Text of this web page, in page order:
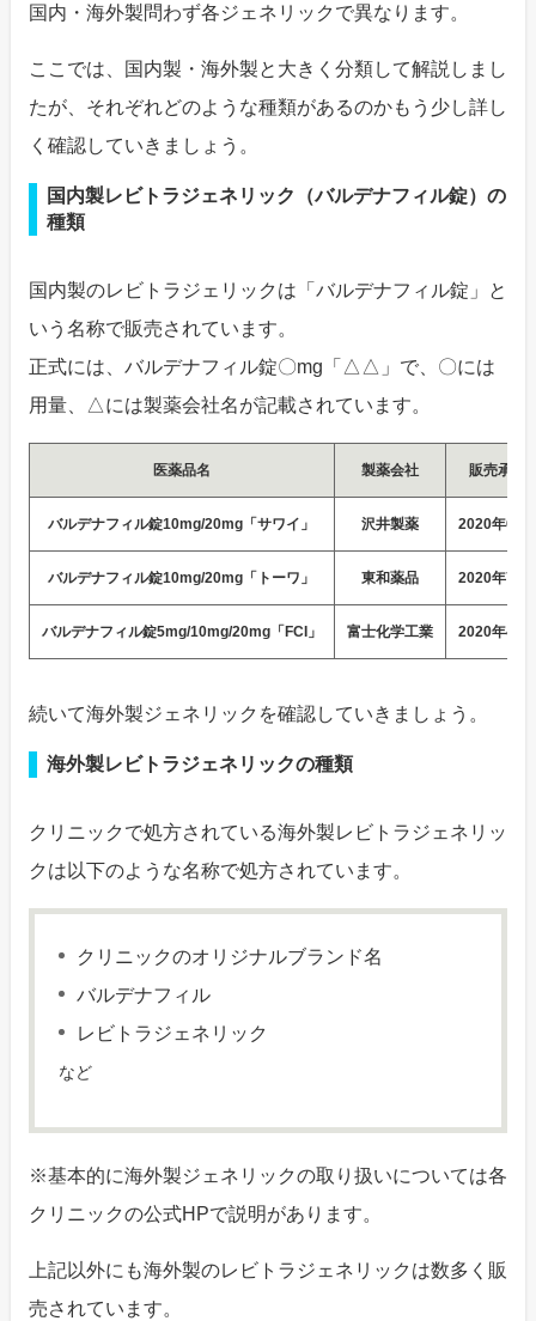
国内・海外製問わず各ジェネリックで異なります。
ここでは、国内製・海外製と大きく分類して解説しまし
たが、それぞれどのような種類があるのかもう少し詳し
く確認していきましょう。
国内製レビトラジェネリック（バルデナフィル錠）の
種類
国内製のレビトラジェリックは「バルデナフィル錠」と
いう名称で販売されています。
正式には、バルデナフィル錠〇mg「△△」で、〇には
用量、△には製薬会社名が記載されています。
医薬品名 製薬会社 販売承認
バルデナフィル錠10mg/20mg「サワイ」 沢井製薬 2020年6月
バルデナフィル錠10mg/20mg「トーワ」 東和薬品 2020年7月
バルデナフィル錠5mg/10mg/20mg「FCI」 富士化学工業 2020年4月
続いて海外製ジェネリックを確認していきましょう。
海外製レビトラジェネリックの種類
クリニックで処方されている海外製レビトラジェネリッ
クは以下のような名称で処方されています。
クリニックのオリジナルブランド名
バルデナフィル
レビトラジェネリック
など
※基本的に海外製ジェネリックの取り扱いについては各
クリニックの公式HPで説明があります。
上記以外にも海外製のレビトラジェネリックは数多く販
売されています。